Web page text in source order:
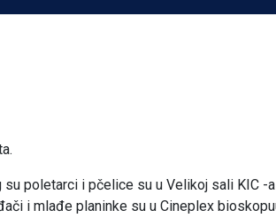
poletarci i pčelice su u Velikoj sali KIC -
i mlađe planinke su u Cineplex